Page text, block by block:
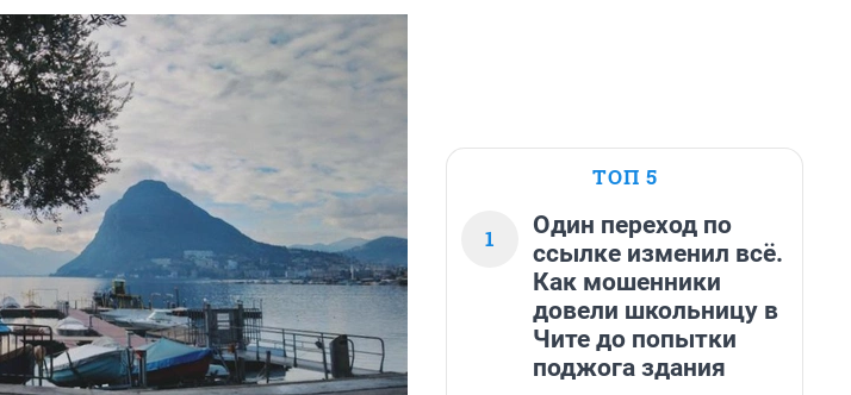
ТОП 5
1
Один переход по
ссылке изменил всё.
Как мошенники
довели школьницу в
Чите до попытки
поджога здания